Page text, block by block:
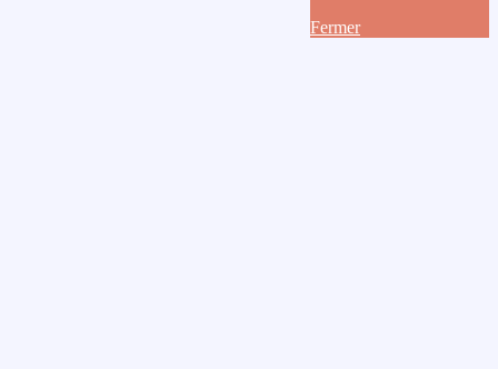
Fermer